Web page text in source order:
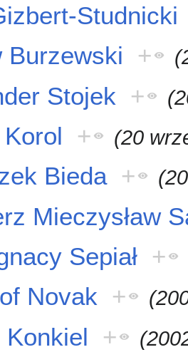
Studnicki
Burzewski
+
Stojek +
+ (20
Bieda +
Mieczysław
Sepiał +
Novak +
+